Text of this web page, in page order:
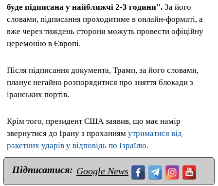
буде підписана у найближчі 2-3 години". За його
словами, підписання проходитиме в онлайн-форматі, а
вже через тиждень сторони можуть провести офіційну
церемонію в Європі.
Після підписання документа, Трамп, за його словами,
планує негайно розпорядитися про зняття блокади з
іранських портів.
Крім того, президент США заявив, що має намір
звернутися до Ірану з проханням утриматися від
ракетних ударів у відповідь по Ізраїлю.
Підписатися: Google News